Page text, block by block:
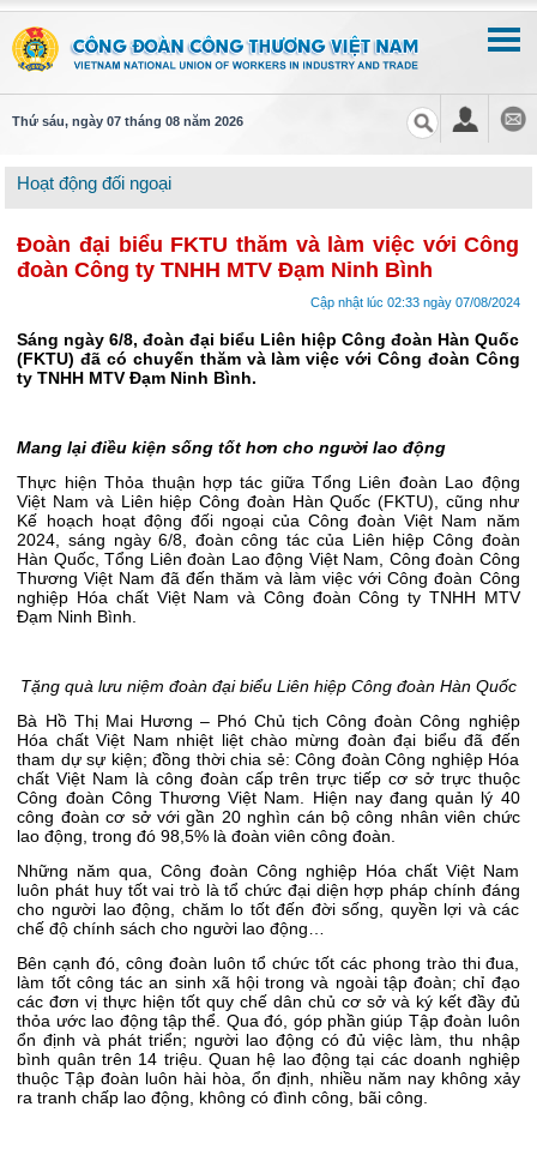
Thứ sáu, ngày 07 tháng 08 năm 2026
Hoạt động đối ngoại
Đoàn đại biểu FKTU thăm và làm việc với Công
đoàn Công ty TNHH MTV Đạm Ninh Bình
Cập nhật lúc 02:33 ngày 07/08/2024
Sáng ngày 6/8, đoàn đại biểu Liên hiệp Công đoàn Hàn Quốc
(FKTU) đã có chuyến thăm và làm việc với Công đoàn Công
ty TNHH MTV Đạm Ninh Bình.
Mang lại điều kiện sống tốt hơn cho người lao động
Thực hiện Thỏa thuận hợp tác giữa Tổng Liên đoàn Lao động
Việt Nam và Liên hiệp Công đoàn Hàn Quốc (FKTU), cũng như
Kế hoạch hoạt động đối ngoại của Công đoàn Việt Nam năm
2024, sáng ngày 6/8, đoàn công tác của Liên hiệp Công đoàn
Hàn Quốc, Tổng Liên đoàn Lao động Việt Nam, Công đoàn Công
Thương Việt Nam đã đến thăm và làm việc với Công đoàn Công
nghiệp Hóa chất Việt Nam và Công đoàn Công ty TNHH MTV
Đạm Ninh Bình.
Tặng quà lưu niệm đoàn đại biểu Liên hiệp Công đoàn Hàn Quốc
Bà Hồ Thị Mai Hương – Phó Chủ tịch Công đoàn Công nghiệp
Hóa chất Việt Nam nhiệt liệt chào mừng đoàn đại biểu đã đến
tham dự sự kiện; đồng thời chia sẻ: Công đoàn Công nghiệp Hóa
chất Việt Nam là công đoàn cấp trên trực tiếp cơ sở trực thuộc
Công đoàn Công Thương Việt Nam. Hiện nay đang quản lý 40
công đoàn cơ sở với gần 20 nghìn cán bộ công nhân viên chức
lao động, trong đó 98,5% là đoàn viên công đoàn.
Những năm qua, Công đoàn Công nghiệp Hóa chất Việt Nam
luôn phát huy tốt vai trò là tổ chức đại diện hợp pháp chính đáng
cho người lao động, chăm lo tốt đến đời sống, quyền lợi và các
chế độ chính sách cho người lao động…
Bên cạnh đó, công đoàn luôn tổ chức tốt các phong trào thi đua,
làm tốt công tác an sinh xã hội trong và ngoài tập đoàn; chỉ đạo
các đơn vị thực hiện tốt quy chế dân chủ cơ sở và ký kết đầy đủ
thỏa ước lao động tập thể. Qua đó, góp phần giúp Tập đoàn luôn
ổn định và phát triển; người lao động có đủ việc làm, thu nhập
bình quân trên 14 triệu. Quan hệ lao động tại các doanh nghiệp
thuộc Tập đoàn luôn hài hòa, ổn định, nhiều năm nay không xảy
ra tranh chấp lao động, không có đình công, bãi công.